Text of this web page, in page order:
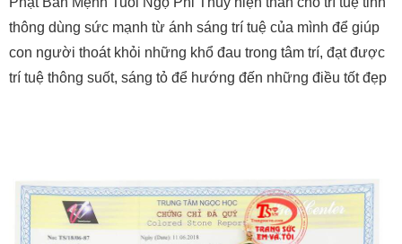
thông dùng sức mạnh từ ánh sáng trí tuệ của mình để giúp
con người thoát khỏi những khổ đau trong tâm trí, đạt được
trí tuệ thông suốt, sáng tỏ để hướng đến những điều tốt đẹp